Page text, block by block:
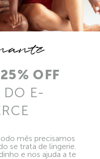
25% OFF
DO E-
mês precisamos
se trata de lingerie.
e nos ajuda a te